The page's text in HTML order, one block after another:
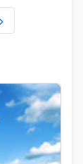
Use TAB